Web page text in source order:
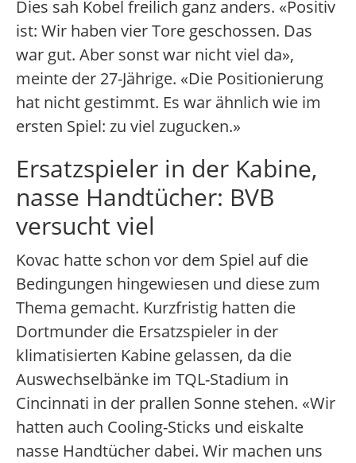
Dies sah Kobel freilich ganz anders. «Positiv
ist: Wir haben vier Tore geschossen. Das
war gut. Aber sonst war nicht viel da»,
meinte der 27-Jährige. «Die Positionierung
hat nicht gestimmt. Es war ähnlich wie im
ersten Spiel: zu viel zugucken.»
Ersatzspieler in der Kabine,
nasse Handtücher: BVB
versucht viel
Kovac hatte schon vor dem Spiel auf die
Bedingungen hingewiesen und diese zum
Thema gemacht. Kurzfristig hatten die
Dortmunder die Ersatzspieler in der
klimatisierten Kabine gelassen, da die
Auswechselbänke im TQL-Stadium in
Cincinnati in der prallen Sonne stehen. «Wir
hatten auch Cooling-Sticks und eiskalte
nasse Handtücher dabei. Wir machen uns